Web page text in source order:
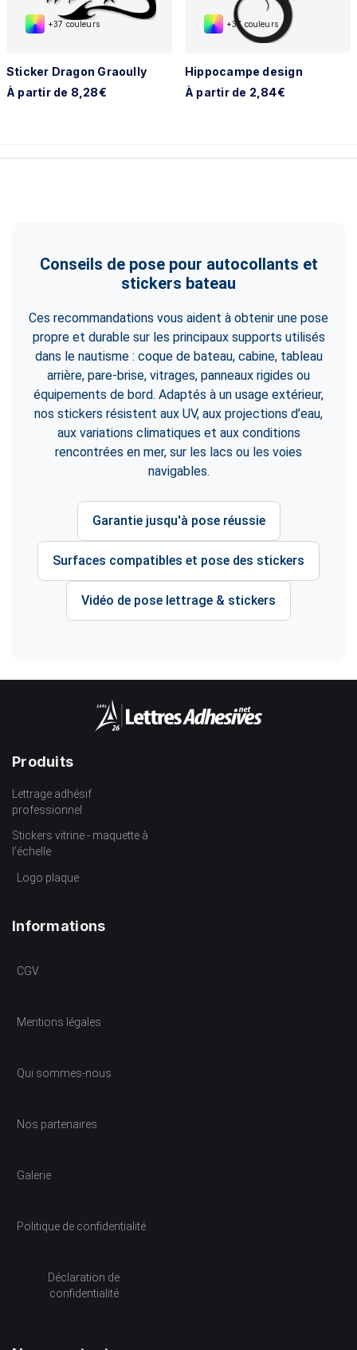
+37 couleurs
Sticker Dragon Graoully
À partir de 8,28€
+37 couleurs
Hippocampe design
À partir de 2,84€
Conseils de pose pour autocollants et
stickers bateau
Ces recommandations vous aident à obtenir une pose
propre et durable sur les principaux supports utilisés
dans le nautisme : coque de bateau, cabine, tableau
arrière, pare-brise, vitrages, panneaux rigides ou
équipements de bord. Adaptés à un usage extérieur,
nos stickers résistent aux UV, aux projections d’eau,
aux variations climatiques et aux conditions
rencontrées en mer, sur les lacs ou les voies
navigables.
Garantie jusqu'à pose réussie
Surfaces compatibles et pose des stickers
Vidéo de pose lettrage & stickers
Produits
Lettrage adhésif
professionnel
Stickers vitrine - maquette à
l’échelle
Logo plaque
Informations
CGV
Mentions légales
Qui sommes-nous
Nos partenaires
Galerie
Politique de confidentialité
Déclaration de
confidentialité